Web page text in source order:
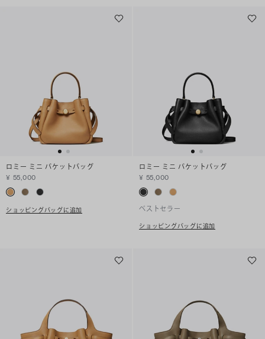
ロミー ミニ バケットバッグ
¥ 55,000
ショッピングバッグに追加
ロミー ミニ バケットバッグ
¥ 55,000
ベストセラー
ショッピングバッグに追加